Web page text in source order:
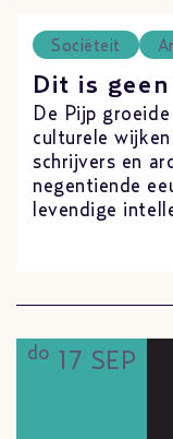
Sociëteit
Dit is
De Pijp
culturele
schrijvers en
negentiende
levendige
do 17 SEP